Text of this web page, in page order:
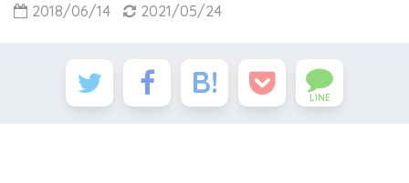
2018/06/14 2021/05/24
LINE